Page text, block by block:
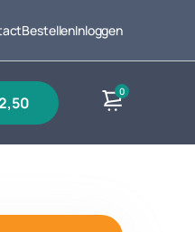
BestellenInloggen
0